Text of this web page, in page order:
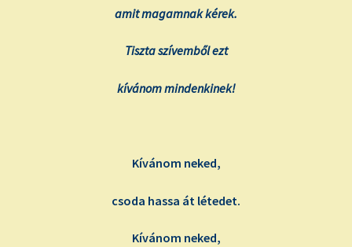
amit magamnak kérek.
Tiszta szívemből ezt
kívánom mindenkinek!
Kívánom neked,
csoda hassa át létedet.
Kívánom neked,